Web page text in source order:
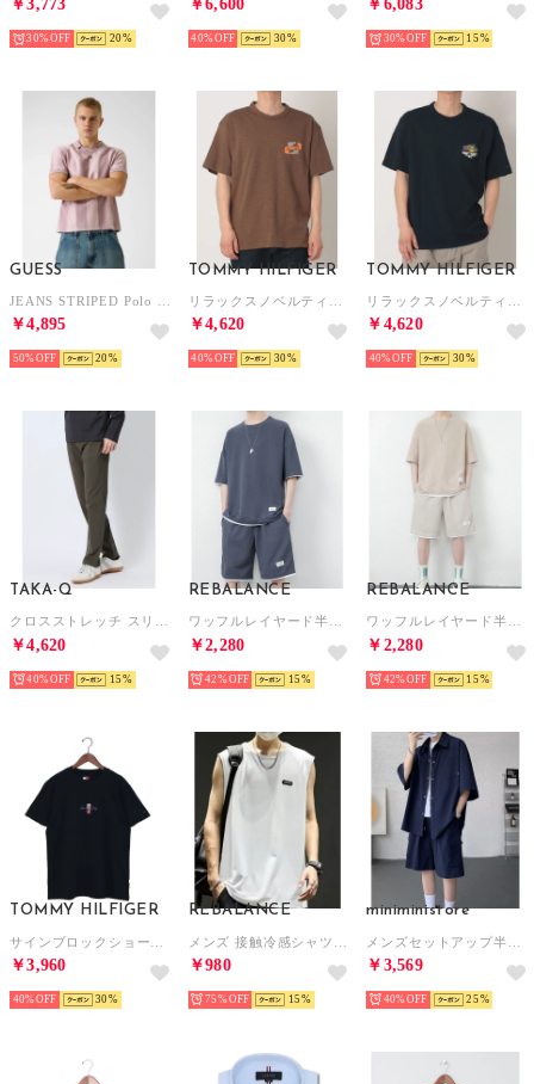
￥3,773
30% 20
￥6,600
40% 30
￥6,083
30% 15
GUESS
￥4,895
50% 20
TOMMY HILFIGER
￥4,620
40% 30
TOMMY HILFIGER
￥4,620
40% 30
TAKA-Q
クロスストレッチ スリムパンツ ツイル （カーキ） メンズ パンツ ボトム ストレッチ カジュアル ビジネス 通勤 仕事
￥4,620
40% 15
REBALANCE
ワッフルレイヤード半袖セットアップ （D）
￥2,280
42% 15
REBALANCE
ワッフルレイヤード半袖セットアップ （C）
￥2,280
42% 15
TOMMY HILFIGER
￥3,960
40% 30
REBALANCE
￥980
75% 15
miniministore
￥3,569
40% 25